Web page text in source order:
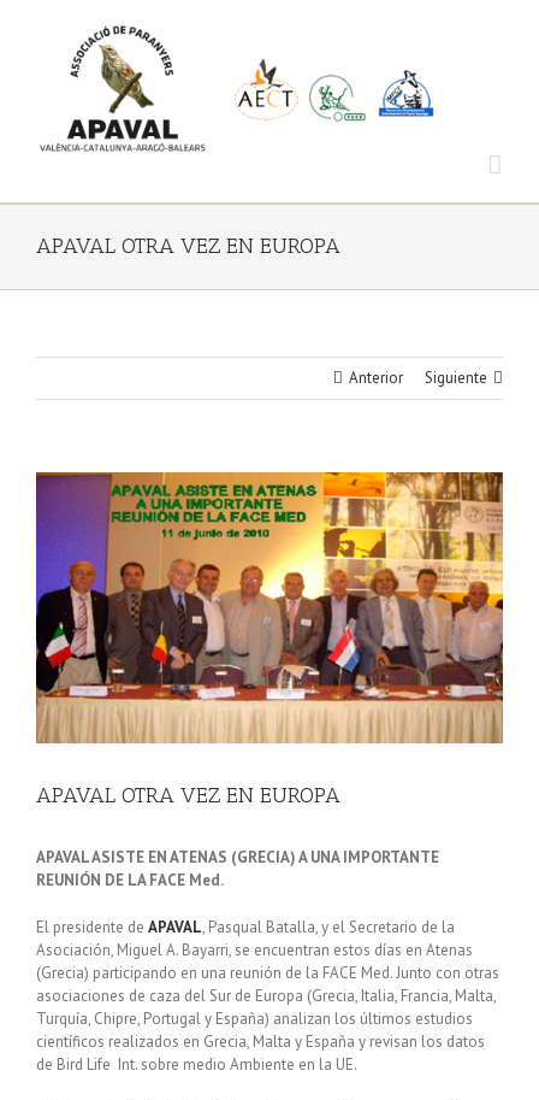
APAVAL OTRA VEZ EN EUROPA
Anterior Siguiente
Ver
APAVAL OTRA VEZ EN EUROPA
APAVAL ASISTE EN ATENAS (GRECIA) A UNA IMPORTANTE
REUNIÓN DE LA FACE Med.
El presidente de APAVAL, Pasqual Batalla, y el Secretario de la
Asociación, Miguel A. Bayarri, se encuentran estos días en Atenas
(Grecia) participando en una reunión de la FACE Med. Junto con otras
asociaciones de caza del Sur de Europa (Grecia, Italia, Francia, Malta,
Turquía, Chipre, Portugal y España) analizan los últimos estudios
científicos realizados en Grecia, Malta y España y revisan los datos
de Bird Life Int. sobre medio Ambiente en la UE.